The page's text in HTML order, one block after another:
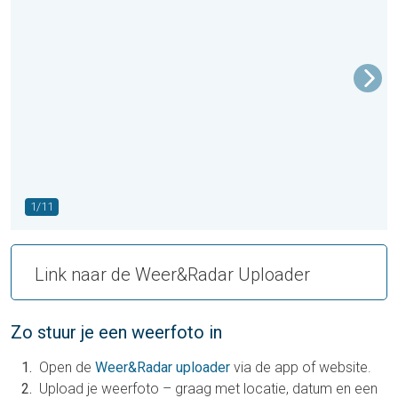
1/11
Link naar de Weer&Radar Uploader
Zo stuur je een weerfoto in
Open de Weer&Radar uploader via de app of website.
Upload je weerfoto – graag met locatie, datum en een